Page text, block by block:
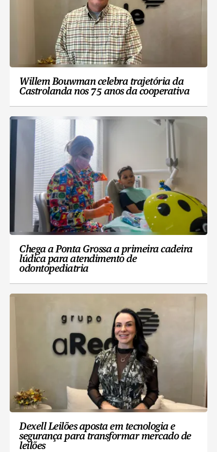
Willem Bouwman celebra trajetória da
Castrolanda nos 75 anos da cooperativa
Chega a Ponta Grossa a primeira cadeira
lúdica para atendimento de
odontopediatria
Dexell Leilões aposta em tecnologia e
segurança para transformar mercado de
leilões